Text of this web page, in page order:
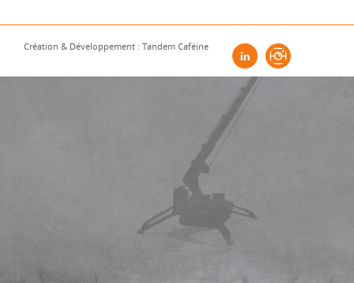
Création & Développement : Tandem Caféine